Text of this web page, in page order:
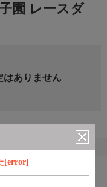
[error]
園 レースダ
はありません